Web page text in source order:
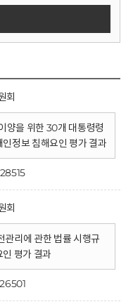
회
양을 위한 30개 대통령령
정보 침해요인 평가 결과
회
관리에 관한 법률 시행규
평가 결과